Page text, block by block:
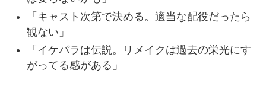
「キャスト次第で決める。適当な配役だったら
観ない」
「イケパラは伝説。リメイクは過去の栄光にす
がってる感がある」